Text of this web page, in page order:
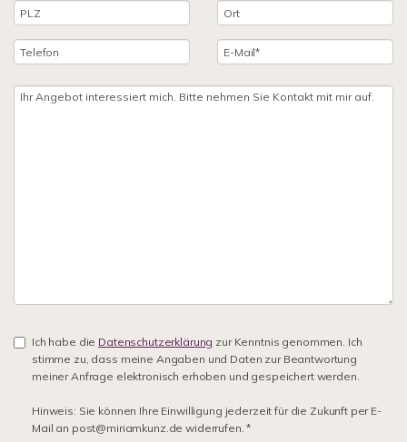
Ich habe die Datenschutzerklärung zur Kenntnis genommen. Ich
stimme zu, dass meine Angaben und Daten zur Beantwortung
meiner Anfrage elektronisch erhoben und gespeichert werden.
Hinweis: Sie können Ihre Einwilligung jederzeit für die Zukunft per E-
Mail an post@miriamkunz.de widerrufen. *